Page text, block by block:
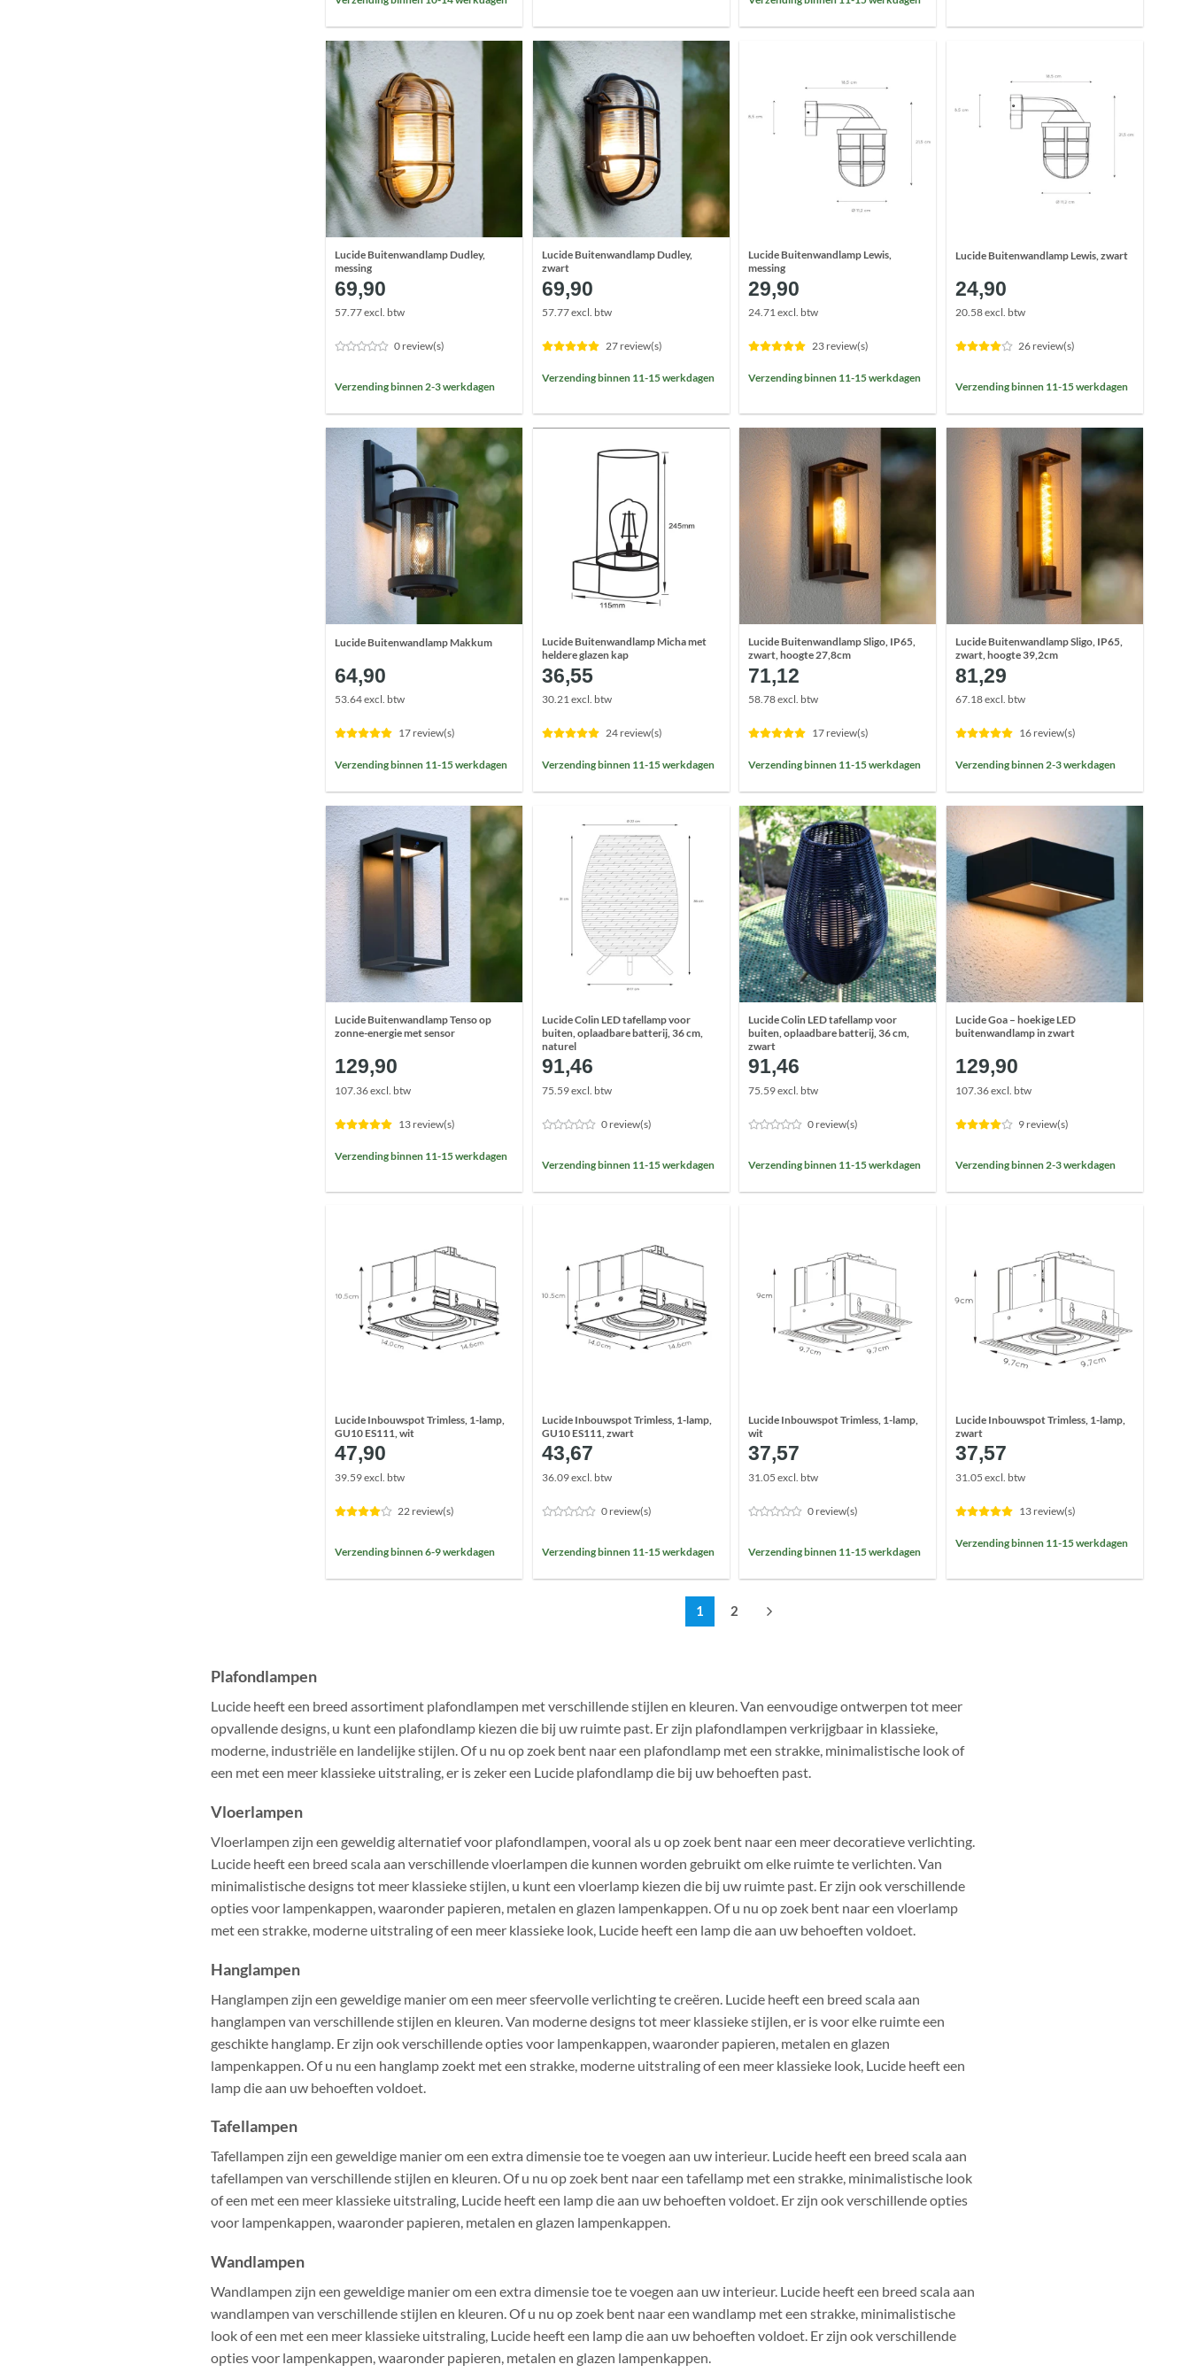
Lucide Buitenwandlamp Dudley,
messing
69,90
57.77 excl. btw
0 review(s)
Verzending binnen 2-3 werkdagen
Lucide Buitenwandlamp Dudley,
zwart
69,90
57.77 excl. btw
27 review(s)
Verzending binnen 11-15 werkdagen
Lucide Buitenwandlamp Lewis,
messing
29,90
24.71 excl. btw
23 review(s)
Verzending binnen 11-15 werkdagen
Lucide Buitenwandlamp Lewis, zwart
24,90
20.58 excl. btw
26 review(s)
Verzending binnen 11-15 werkdagen
Lucide Buitenwandlamp Makkum
64,90
53.64 excl. btw
17 review(s)
Verzending binnen 11-15 werkdagen
Lucide Buitenwandlamp Micha met
heldere glazen kap
36,55
30.21 excl. btw
24 review(s)
Verzending binnen 11-15 werkdagen
Lucide Buitenwandlamp Sligo, IP65,
zwart, hoogte 27,8cm
71,12
58.78 excl. btw
17 review(s)
Verzending binnen 11-15 werkdagen
Lucide Buitenwandlamp Sligo, IP65,
zwart, hoogte 39,2cm
81,29
67.18 excl. btw
16 review(s)
Verzending binnen 2-3 werkdagen
Lucide Buitenwandlamp Tenso op
zonne-energie met sensor
129,90
107.36 excl. btw
13 review(s)
Verzending binnen 11-15 werkdagen
Lucide Colin LED tafellamp voor
buiten, oplaadbare batterij, 36 cm,
naturel
91,46
75.59 excl. btw
0 review(s)
Verzending binnen 11-15 werkdagen
Lucide Colin LED tafellamp voor
buiten, oplaadbare batterij, 36 cm,
zwart
91,46
75.59 excl. btw
0 review(s)
Verzending binnen 11-15 werkdagen
Lucide Goa – hoekige LED
buitenwandlamp in zwart
129,90
107.36 excl. btw
9 review(s)
Verzending binnen 2-3 werkdagen
Lucide Inbouwspot Trimless, 1-lamp,
GU10 ES111, wit
47,90
39.59 excl. btw
22 review(s)
Verzending binnen 6-9 werkdagen
Lucide Inbouwspot Trimless, 1-lamp,
GU10 ES111, zwart
43,67
36.09 excl. btw
0 review(s)
Verzending binnen 11-15 werkdagen
Lucide Inbouwspot Trimless, 1-lamp,
wit
37,57
31.05 excl. btw
0 review(s)
Verzending binnen 11-15 werkdagen
Lucide Inbouwspot Trimless, 1-lamp,
zwart
37,57
31.05 excl. btw
13 review(s)
Verzending binnen 11-15 werkdagen
1 2
Plafondlampen
Lucide heeft een breed assortiment plafondlampen met verschillende stijlen en kleuren. Van eenvoudige ontwerpen tot meer
opvallende designs, u kunt een plafondlamp kiezen die bij uw ruimte past. Er zijn plafondlampen verkrijgbaar in klassieke,
moderne, industriële en landelijke stijlen. Of u nu op zoek bent naar een plafondlamp met een strakke, minimalistische look of
een met een meer klassieke uitstraling, er is zeker een Lucide plafondlamp die bij uw behoeften past.
Vloerlampen
Vloerlampen zijn een geweldig alternatief voor plafondlampen, vooral als u op zoek bent naar een meer decoratieve verlichting.
Lucide heeft een breed scala aan verschillende vloerlampen die kunnen worden gebruikt om elke ruimte te verlichten. Van
minimalistische designs tot meer klassieke stijlen, u kunt een vloerlamp kiezen die bij uw ruimte past. Er zijn ook verschillende
opties voor lampenkappen, waaronder papieren, metalen en glazen lampenkappen. Of u nu op zoek bent naar een vloerlamp
met een strakke, moderne uitstraling of een meer klassieke look, Lucide heeft een lamp die aan uw behoeften voldoet.
Hanglampen
Hanglampen zijn een geweldige manier om een meer sfeervolle verlichting te creëren. Lucide heeft een breed scala aan
hanglampen van verschillende stijlen en kleuren. Van moderne designs tot meer klassieke stijlen, er is voor elke ruimte een
geschikte hanglamp. Er zijn ook verschillende opties voor lampenkappen, waaronder papieren, metalen en glazen
lampenkappen. Of u nu een hanglamp zoekt met een strakke, moderne uitstraling of een meer klassieke look, Lucide heeft een
lamp die aan uw behoeften voldoet.
Tafellampen
Tafellampen zijn een geweldige manier om een extra dimensie toe te voegen aan uw interieur. Lucide heeft een breed scala aan
tafellampen van verschillende stijlen en kleuren. Of u nu op zoek bent naar een tafellamp met een strakke, minimalistische look
of een met een meer klassieke uitstraling, Lucide heeft een lamp die aan uw behoeften voldoet. Er zijn ook verschillende opties
voor lampenkappen, waaronder papieren, metalen en glazen lampenkappen.
Wandlampen
Wandlampen zijn een geweldige manier om een extra dimensie toe te voegen aan uw interieur. Lucide heeft een breed scala aan
wandlampen van verschillende stijlen en kleuren. Of u nu op zoek bent naar een wandlamp met een strakke, minimalistische
look of een met een meer klassieke uitstraling, Lucide heeft een lamp die aan uw behoeften voldoet. Er zijn ook verschillende
opties voor lampenkappen, waaronder papieren, metalen en glazen lampenkappen.